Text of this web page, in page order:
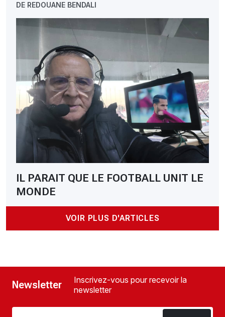
DE REDOUANE BENDALI
IL PARAIT QUE LE FOOTBALL UNIT LE
MONDE
VOIR PLUS D'ARTICLES
Newsletter
Inscrivez-vous pour recevoir la
newsletter